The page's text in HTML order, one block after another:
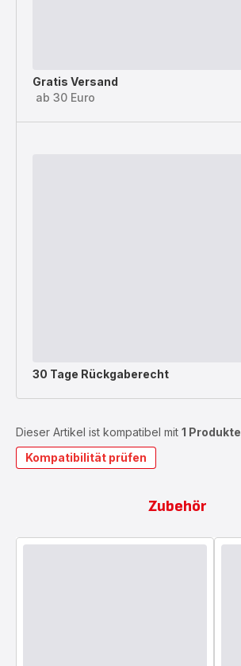
Gratis Versand
ab 30 Euro
30 Tage Rückgaberecht
Dieser Artikel ist kompatibel mit 1
Kompatibilität prüfen
Zubehör